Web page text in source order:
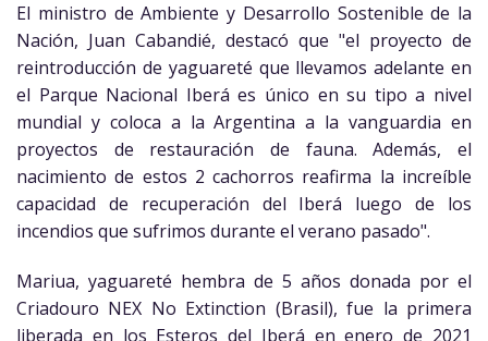
El ministro de Ambiente y Desarrollo Sostenible de la
Nación, Juan Cabandié, destacó que "el proyecto de
reintroducción de yaguareté que llevamos adelante en
el Parque Nacional Iberá es único en su tipo a nivel
mundial y coloca a la Argentina a la vanguardia en
proyectos de restauración de fauna. Además, el
nacimiento de estos 2 cachorros reafirma la increíble
capacidad de recuperación del Iberá luego de los
incendios que sufrimos durante el verano pasado".
Mariua, yaguareté hembra de 5 años donada por el
Criadouro NEX No Extinction (Brasil), fue la primera
liberada en los Esteros del Iberá en enero de 2021